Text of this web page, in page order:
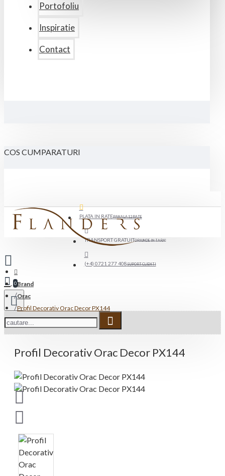
Portofoliu
Inspiratie
Contact
COS CUMPARATURI
PLATA IN RATEPANA LA 12 RATE
TRANSPORT GRATUITORIUNDE IN TARA*
(+4) 0721 277 408SUPORT CLIENTI
0Brand
Orac
Profil Decorativ Orac Decor PX144
Profil Decorativ Orac Decor PX144